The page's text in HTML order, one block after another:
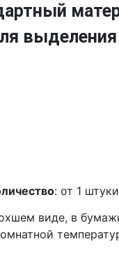
: от 1
виде, в